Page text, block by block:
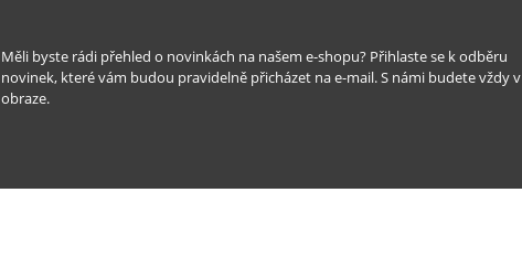
Měli byste rádi přehled o novinkách na našem e-shopu? Přihlaste se k odběru
novinek, které vám budou pravidelně přicházet na e-mail. S námi budete vždy v
obraze.